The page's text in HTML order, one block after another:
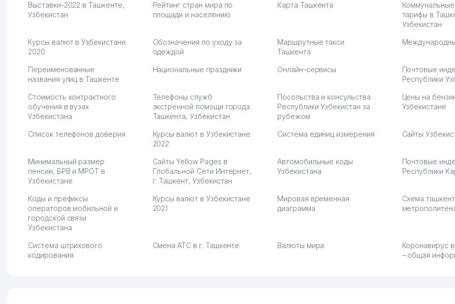
рекламы, а теперь вижу
результаты. В последнее
много заказывают, а
вначале только по
вяло. Удалось
раскрутиться, дальше
Hamida 03.08.2026 12:45:39
партнера для бизнеса.
Марат
Выставки-2022 в Ташкенте,
Узбекистан
Рейтинг стран мира по
площади и населению
Карта Ташкента
тарифы в
Узбекистан
Курсы валют в Узбекистане
2020
Обозначения по уходу за
одеждой
Маршрутные такси
Ташкента
Переименованные
названия улиц в Ташкенте
Национальные праздники Онлайн-сервисы
Почтовые
Республики
Стоимость контрактного
обучения в вузах
Узбекистана
Телефоны служб
экстренной помощи города
Ташкента, Узбекистан
Посольства и консульства
Республики Узбекистан за
рубежом
Цены на
Узбекистане
Список телефонов доверия
Курсы валют в Узбекистане
2022
Система единиц измерения Сайты
Минимальный размер
пенсии, БРВ и МРОТ в
Узбекистане
Сайты Yellow Pages в
Глобальной Сети Интернет,
г. Ташкент, Узбекистан
Автомобильные коды
Узбекистана
Почтовые
Республики
Коды и префиксы
операторов мобильной и
городской связи
Узбекистана
Курсы валют в Узбекистане
2021
Мировая временная
диаграмма
Схема
Система штрихового
кодирования
Смена АТС в г. Ташкенте Валюты мира
Коронавирус
– общая